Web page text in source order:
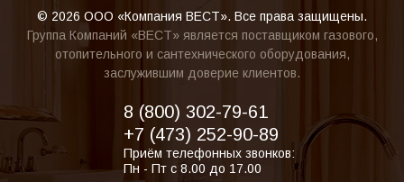
© 2026 ООО «Компания ВЕСТ». Все права защищены.
Группа Компаний «ВЕСТ» является поставщиком газового,
отопительного и сантехнического оборудования,
заслужившим доверие клиентов.
8 (800) 302-79-61
+7 (473) 252-90-89
Приём телефонных звонков:
Пн - Пт с 8.00 до 17.00